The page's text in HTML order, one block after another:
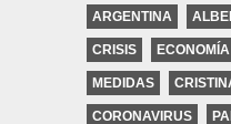
ARGENTINA
CRISIS ECONOMÍA
MEDIDAS
CORONAVIRUS